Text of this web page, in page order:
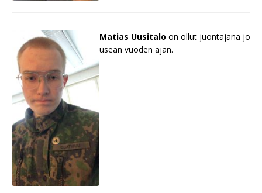
Matias Uusitalo on ollut juontajana jo
usean vuoden ajan.